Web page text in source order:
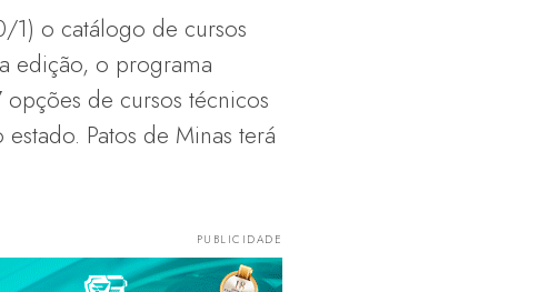
1) o catálogo de cursos
edição, o programa
de cursos técnicos
Patos de Minas terá